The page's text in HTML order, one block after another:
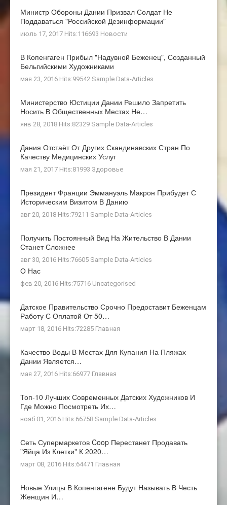
Министр Обороны Дании Призвал Солдат Не
Поддаваться "российской Дезинформации"
июль 17, 2017 Hits:116693 Новости
В Копенгаген Прибыл "Надувной Беженец", Созданный
Бельгийскими Художниками
мая 23, 2016 Hits:99542 Sample Data-Articles
Министерство Юстиции Дании Решило Запретить
Носить В Общественных Местах Не…
янв 28, 2018 Hits:82329 Sample Data-Articles
Дания Отстаёт От Других Скандинавских Стран По
Качеству Медицинских Услуг
мая 21, 2017 Hits:81993 Здоровье
Президент Франции Эммануэль Макрон Прибудет С
Историческим Визитом В Данию
авг 20, 2018 Hits:79211 Sample Data-Articles
Получить Постоянный Вид На Жительство В Дании
Станет Сложнее
авг 30, 2016 Hits:76605 Sample Data-Articles
О Нас
фев 20, 2016 Hits:75716 Uncategorised
Датское Правительство Срочно Предоставит Беженцам
Работу С Оплатой От 50…
март 18, 2016 Hits:72285 Главная
Качество Воды В Местах Для Купания На Пляжах
Дании Является…
мая 27, 2016 Hits:66977 Главная
Топ-10 Лучших Современных Датских Художников И
Где Можно Посмотреть Их…
нояб 01, 2016 Hits:66758 Sample Data-Articles
Сеть Супермаркетов Coop Перестанет Продавать
"яйца Из Клетки" К 2020…
март 08, 2016 Hits:64471 Главная
Новые Улицы В Копенгагене Будут Называть В Честь
Женщин И…